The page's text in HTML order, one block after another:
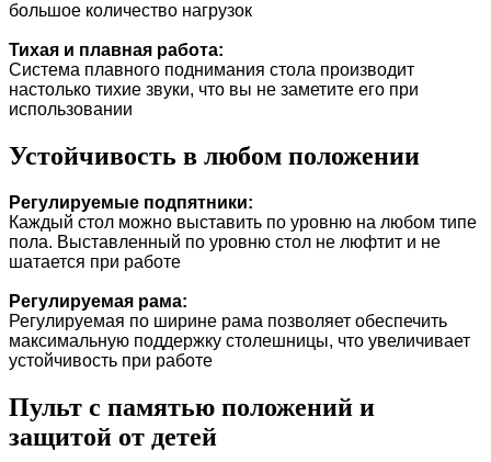
большое количество нагрузок
Тихая и плавная работа:
Система плавного поднимания стола производит
настолько тихие звуки, что вы не заметите его при
использовании
Устойчивость в любом положении
Регулируемые подпятники:
Каждый стол можно выставить по уровню на любом типе
пола. Выставленный по уровню стол не люфтит и не
шатается при работе
Регулируемая рама:
Регулируемая по ширине рама позволяет обеспечить
максимальную поддержку столешницы, что увеличивает
устойчивость при работе
Пульт с памятью положений и
защитой от детей